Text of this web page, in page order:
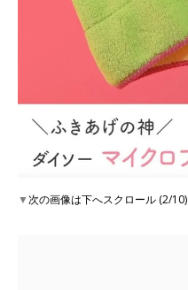
▼次の画像は下へスクロール (2/10)